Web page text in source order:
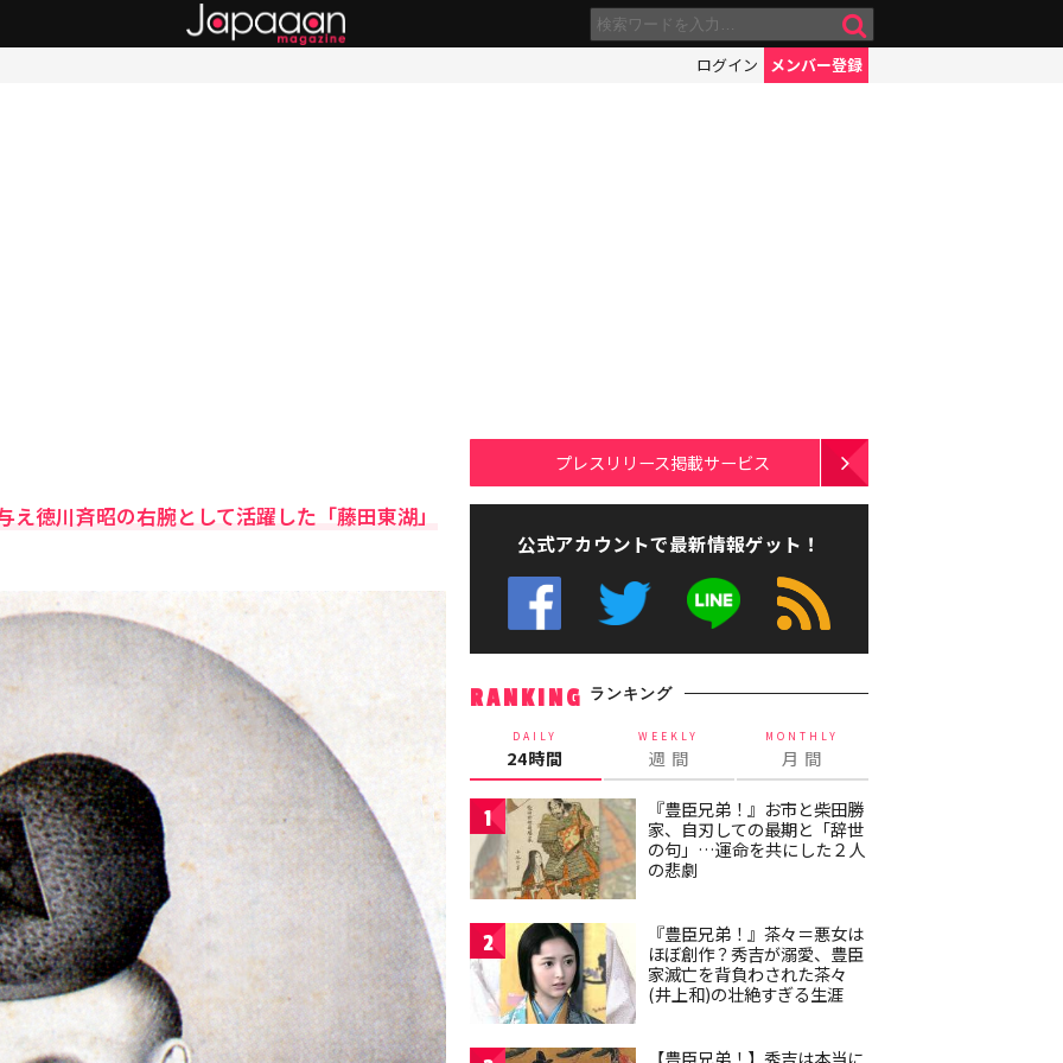
ログイン メンバー登録
徳川斉昭の右腕として活躍した「藤田東湖」
プレスリリース掲載サービス
公式アカウントで最新情報ゲット！
RANKING ランキング
DAILY
24時間
WEEKLY
週 間
MONTHLY
月 間
1
『豊臣兄弟！』お市と柴田勝
家、自刃しての最期と「辞世
の句」…運命を共にした２人
の悲劇
2
『豊臣兄弟！』茶々＝悪女は
ほぼ創作？秀吉が溺愛、豊臣
家滅亡を背負わされた茶々
(井上和)の壮絶すぎる生涯
【豊臣兄弟！】秀吉は本当に